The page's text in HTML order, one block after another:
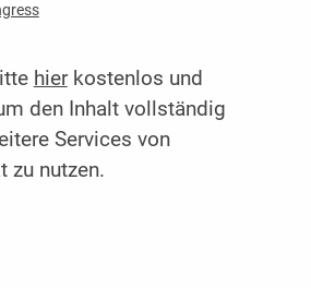
hierkostenlos und
den Inhalt vollständig
Services von
zu nutzen.